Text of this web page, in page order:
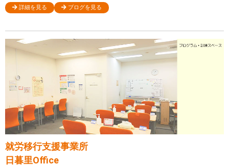
詳細を見る ブログを見る
就労移行支援事業所
日暮里Office